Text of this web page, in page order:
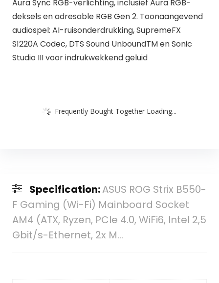
Aura Sync RGB-verlichting, inclusief Aura RGB-
deksels en adresable RGB Gen 2. Toonaangevend
audiospel: AI-ruisonderdrukking, SupremeFX
S1220A Codec, DTS Sound UnboundTM en Sonic
Studio III voor indrukwekkend geluid
Frequently Bought Together Loading...
Specification:ASUS ROG Strix B550-
F Gaming (Wi-Fi) Mainboard Socket
AM4 (ATX, Ryzen, PCIe 4.0, WiFi6, Intel 2,5
Gbit/s-Ethernet, 2x M…